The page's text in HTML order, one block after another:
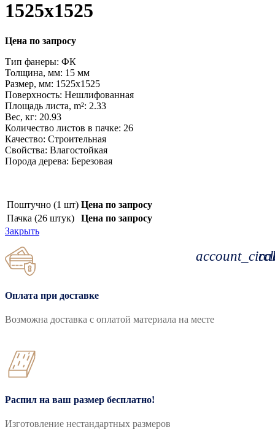
1525х1525
Цена по запросу
Тип фанеры: ФК
Толщина, мм: 15 мм
Размер, мм: 1525х1525
Поверхность: Нешлифованная
Площадь листа, m²: 2.33
Вес, кг: 20.93
Количество листов в пачке: 26
Качество: Строительная
Свойства: Влагостойкая
Порода дерева: Березовая
Поштучно (1 шт) Цена по запросу
Пачка (26 штук)
Цена по запросу
Закрыть
Оплата при доставке
Возможна доставка с оплатой материала на месте
Распил на ваш размер бесплатно!
Изготовление нестандартных размеров